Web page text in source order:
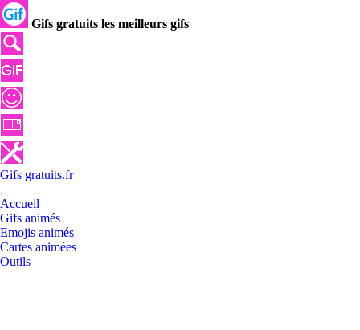
Gifs gratuits les meilleurs gifs
Gifs gratuits.fr
Accueil
Gifs animés
Emojis animés
Cartes animées
Outils